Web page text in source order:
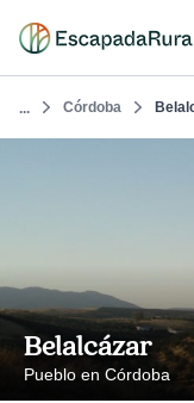
... Córdoba
Belalcázar
Pueblo en Córdoba